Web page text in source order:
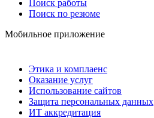
Поиск работы
Поиск по резюме
Мобильное приложение
Этика и комплаенс
Оказание услуг
Использование сайтов
Защита персональных данных
ИТ аккредитация